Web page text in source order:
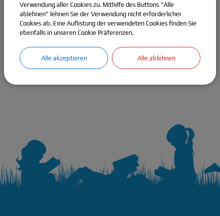
Schülersprecher 2:Alan Mecikukic
Junior-Schülersprecher:Kenan Mecikukic
Herr Simon Höllerl
Verwendung aller Cookies zu. Mithilfe des Buttons "Alle
ablehnen" lehnen Sie der Verwendung nicht erforderlicher
Cookies ab. Eine Auflistung der verwendeten Cookies finden Sie
ebenfalls in unseren Cookie Präferenzen.
Alle akzeptieren Alle ablehnen